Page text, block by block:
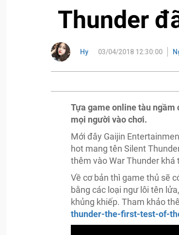
Thunder
Hy 03/04/2018 12:30:00
Tựa game online tàu
mọi người vào chơi.
Mới đây Gaijin
hot mang tên Silent
thêm vào War Thunder khá
Về cơ bản thì game thủ sẽ
bằng các loại ngư lôi tên
khủng khiếp. Tham khảo
thunder-the-first-test-of-